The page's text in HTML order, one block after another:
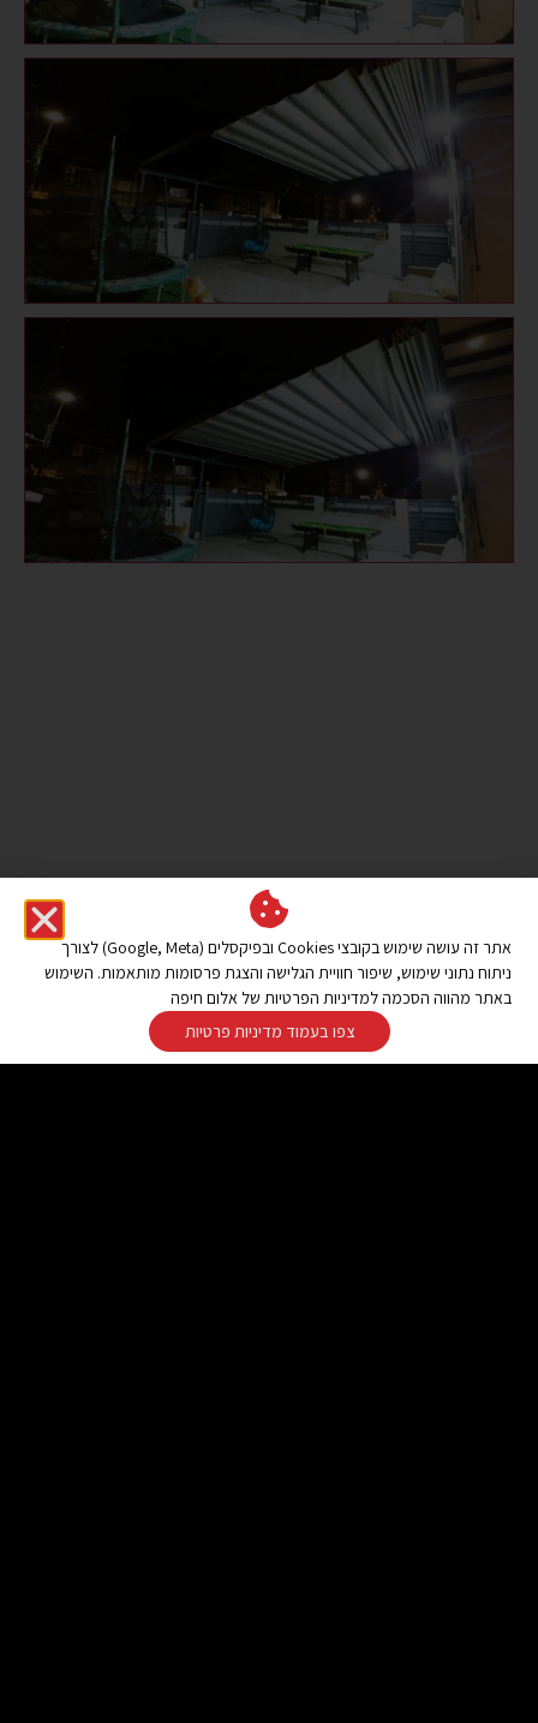
אתר זה עושה שימוש בקובצי Cookies ובפיקסלים (Google, Meta) לצורך
ניתוח נתוני שימוש, שיפור חוויית הגלישה והצגת פרסומות מותאמות. השימוש
באתר מהווה הסכמה למדיניות הפרטיות של אלום חיפה
צפו בעמוד מדיניות פרטיות